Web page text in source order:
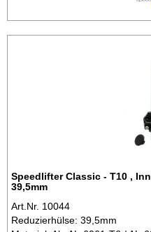
Speedlifter Classic - T10 ,
39,5mm
Art.Nr. 10044
Reduzierhülse: 39,5mm